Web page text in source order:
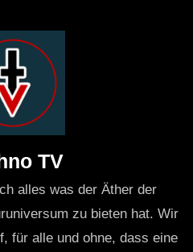
TV
alles was der Äther der
zu bieten hat. Wir
für alle und ohne, dass eine